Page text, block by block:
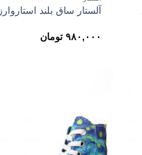
آلستار ساق بلند استاروارز
۹۸۰,۰۰۰ تومان